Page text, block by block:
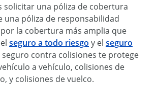
solicitar una póliza de cobertura
una póliza de responsabilidad
la cobertura más amplia que
seguro a todo riesgo y el seguro
seguro contra colisiones te protege
a vehículo, colisiones de
y colisiones de vuelco.